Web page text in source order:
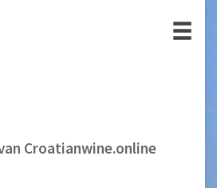
Croatianwine.online